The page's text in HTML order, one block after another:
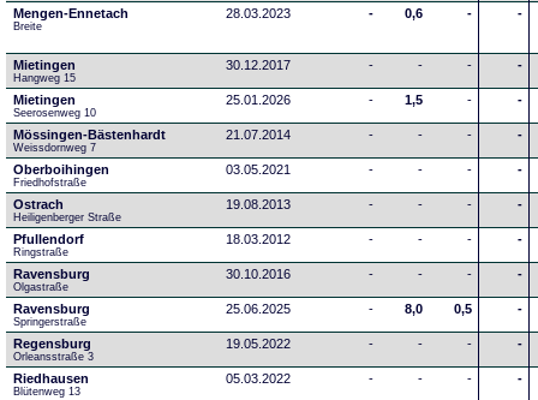
Mengen-Ennetach
Breite
28.03.2023 - 0,6 - -
Mietingen
Hangweg 15
30.12.2017 - - - -
Mietingen
Seerosenweg 10
25.01.2026 - 1,5 - -
Mössingen-Bästenhardt
Weissdornweg 7
21.07.2014 - - - -
Oberboihingen
Friedhofstraße
03.05.2021 - - - -
Ostrach
Heiligenberger Straße
19.08.2013 - - - -
Pfullendorf
Ringstraße
18.03.2012 - - - -
Ravensburg
Olgastraße
30.10.2016 - - - -
Ravensburg
Springerstraße
25.06.2025 - 8,0 0,5 -
Regensburg
Orleansstraße 3
19.05.2022 - - - -
Riedhausen
Blütenweg 13
05.03.2022 - - - -